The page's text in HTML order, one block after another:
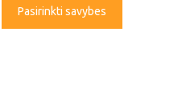
Pasirinkti savybes